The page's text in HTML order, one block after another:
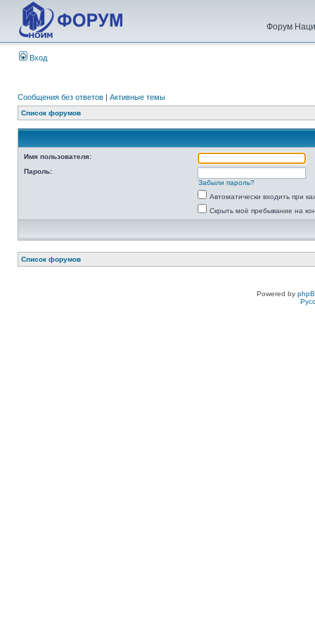
Форум
Вход
Сообщения без ответов | Активные темы
Список форумов
Имя пользователя:
Пароль:
Забыли пароль?
Автоматически входить при
Скрыть моё пребывание на
Список форумов
Powered by